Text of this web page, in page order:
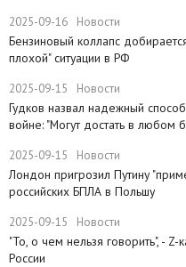
2025-09-16 Новости
​Бензиновый коллапс
плохой" ситуации в РФ
2025-09-15 Новости
Гудков назвал надежный
войне: "Могут достать в любом
2025-09-15 Новости
Лондон пригрозил Путину
российских БПЛА в Польшу
2025-09-15 Новости
"То, о чем нельзя говорить", -
России